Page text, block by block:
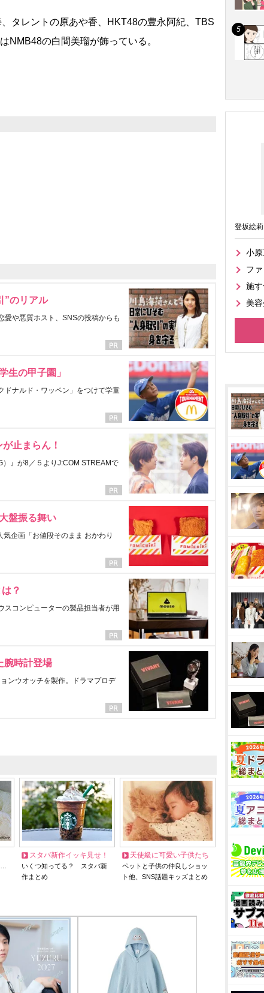
タレントの原あや香、HKT48の豊永阿紀、TBS
NMB48の白間美瑠が飾っている。
”のリアル
愛や悪質ホスト、SNSの投稿からも
生の甲子園」
ドナルド・ワッペン」をつけて学童
止まらん！
』が8／５よりJ:COM STREAMで
盤振る舞い
企画「お値段そのまま おかわり
？
スコンピューターの製品担当者が用
腕時計登場
ンウオッチを製作。ドラマプロデ
スタバ新作イッキ見せ！
いくつ知ってる？ スタバ新
作まとめ
天使級に可愛い子供たち
ペットと子供の仲良しショッ
ト他、SNS話題キッズまとめ
登坂絵
小
フ
施
美